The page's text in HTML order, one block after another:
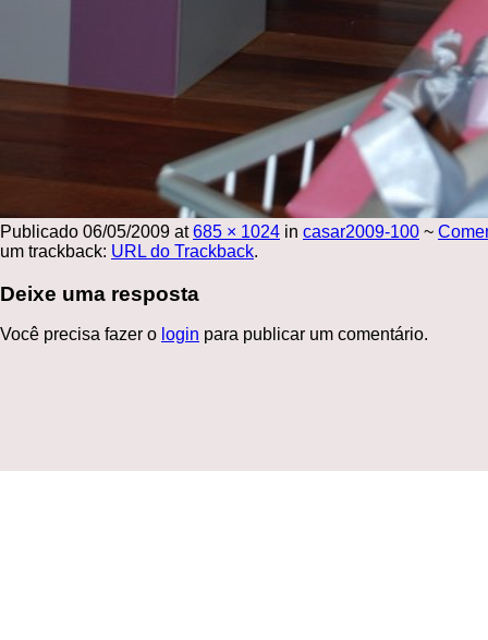
Publicado 06/05/2009 at685 × 1024 in casar2009-100 ~
um trackback: URL do Trackback.
Deixe uma resposta
Você precisa fazer o login para publicar um comentário.